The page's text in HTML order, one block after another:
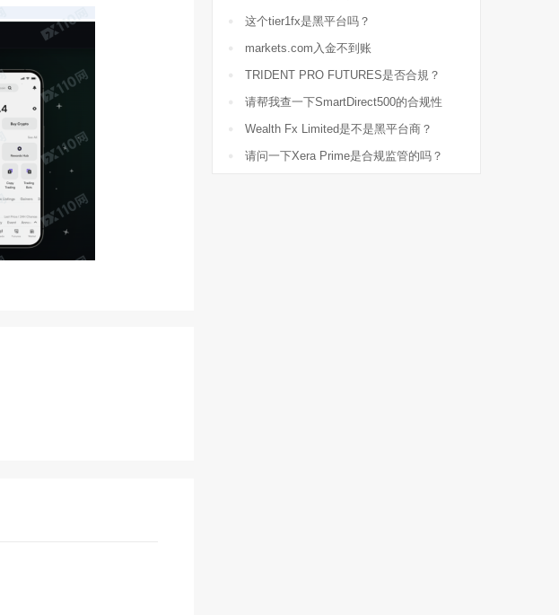
这个tier1fx是黑平台吗？
markets.com入金不到账
TRIDENT PRO FUTURES是否合規？
请帮我查一下SmartDirect500的合规性
Wealth Fx Limited是不是黑平台商？
请问一下Xera Prime是合规监管的吗？